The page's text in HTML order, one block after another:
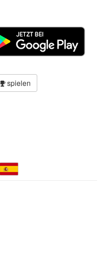
spielen